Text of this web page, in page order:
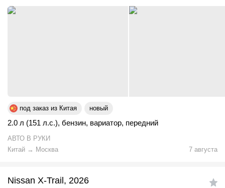
под заказ из Китая новый
2.0 л (151 л.с.), бензин, вариатор, передний
АВТО В РУКИ
Китай → Москва 7 августа
Nissan X-Trail, 2026